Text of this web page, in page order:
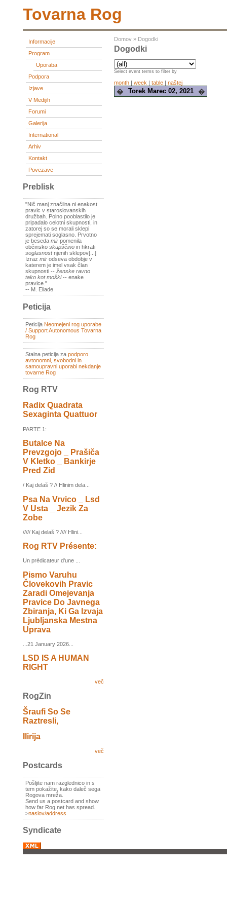
Tovarna Rog
Informacije
Program
Uporaba
Podpora
Izjave
V Medijih
Forumi
Galerija
International
Arhiv
Kontakt
Povezave
Preblisk
"Nič manj značilna ni enakost
pravic v staroslovanskih
družbah. Polno pooblastilo je
pripadalo celotni skupnosti, in
zatorej so se morali sklepi
sprejemati soglasno. Prvotno
je beseda mir pomenila
občinsko skupščino in hkrati
soglasnostnjenih sklepov[...]
Izraz mir odseva obdobje v
katerem je imel vsak član
skupnosti -- ženske ravno
tako kot moški-- enake
pravice."
-- M. Eliade
Peticija
Peticija Neomejeni rog uporabe
/ Support Autonomous Tovarna
Rog
Stalna peticija za podporo
avtonomni, svobodni in
samoupravni uporabi nekdanje
tovarne Rog
Rog RTV
Radix Quadrata
Sexaginta Quattuor
PARTE 1:
Butalce Na
Prevzgojo _ Prašiča
V Kletko _ Bankirje
Pred Zid
/ Kaj delaš ? // Hlinim dela...
Psa Na Vrvico _ Lsd
V Usta _ Jezik Za
Zobe
///// Kaj delaš ? //// Hlini...
Rog RTV Présente:
Un prédicateur d'une ...
Pismo Varuhu
Človekovih Pravic
Zaradi Omejevanja
Pravice Do Javnega
Zbiranja, Ki Ga Izvaja
Ljubljanska Mestna
Uprava
...21 January 2026...
LSD IS A HUMAN
RIGHT
več
RogZin
Šraufi So Se
Raztresli,
Ilirija
več
Postcards
Pošljite nam razglednico in s
tem pokažite, kako daleč sega
Rogova mreža.
Send us a postcard and show
how far Rog net has spread.
>naslov/address
Syndicate
Domov » Dogodki
Dogodki
Select event terms to filter by
month | week | table | naštej
� Torek Marec 02, 2021 �